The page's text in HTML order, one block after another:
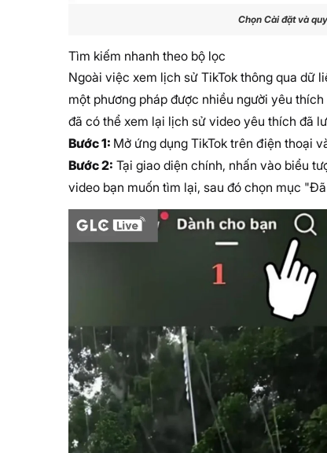
Chọn Cài đặt và
Tìm kiếm nhanh theo bộ lọc
Ngoài việc xem lịch sử TikTok thông qua dữ
một phương pháp được nhiều người yêu
đã có thể xem lại lịch sử video yêu thích đã
Bước 1: Mở ứng dụng TikTok trên điện thoại
Bước 2: Tại giao diện chính, nhấn vào biểu
video bạn muốn tìm lại, sau đó chọn mục